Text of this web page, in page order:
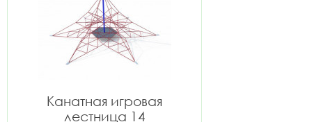
Канатная игровая
лестница 14